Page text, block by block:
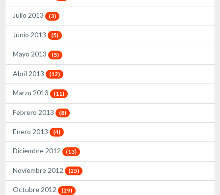
Julio 2013 (3)
Junio 2013 (5)
Mayo 2013 (5)
Abril 2013 (12)
Marzo 2013 (11)
Febrero 2013 (8)
Enero 2013 (4)
Diciembre 2012 (13)
Noviembre 2012 (25)
Octubre 2012 (29)